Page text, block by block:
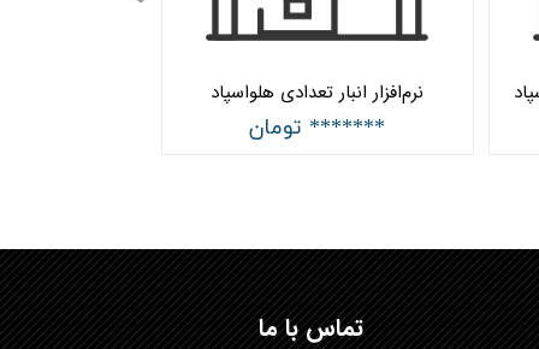
نرم‌افزار انبار تعدادی هلواسپاد
******* تومان
تماس با ما